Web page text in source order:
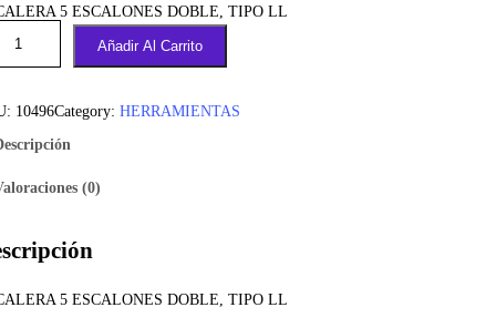
5 ESCALONES DOBLE, TIPO LL
Añadir Al Carrito
10496Category: HERRAMIENTAS
(0)
5 ESCALONES DOBLE, TIPO LL